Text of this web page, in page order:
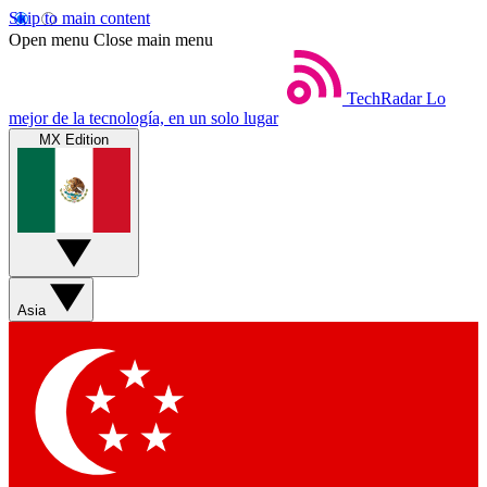
Skip to main content
Open menu Close main menu
TechRadar Lo
mejor de la tecnología, en un solo lugar
MX Edition
Asia